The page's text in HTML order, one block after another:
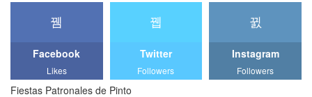
Facebook
Likes
Twitter
Followers
Instagram
Followers
Fiestas Patronales de Pinto